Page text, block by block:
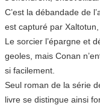
C’est la débandade de
est capturé par
Le sorcier l’épargne et
geoles, mais Conan
si facilement.
Seul roman de la série
livre se distingue ainsi